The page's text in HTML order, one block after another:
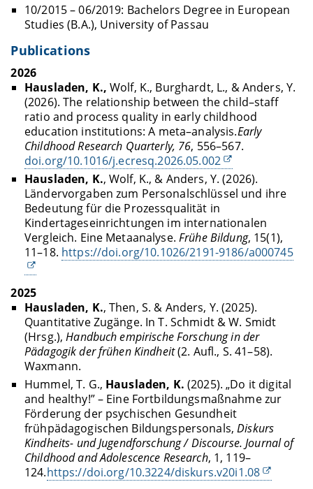
10/2015 – 06/2019: Bachelors Degree in European
Studies (B.A.), University of Passau
Publications
2026
Hausladen, K., Wolf, K., Burghardt, L., & Anders, Y.
(2026).The relationship between the child–staff
ratio and process quality in early childhood
education institutions: A meta–analysis.Early
Childhood Research Quarterly, 76, 556–567.
doi.org/10.1016/j.ecresq.2026.05.002
Hausladen, K., Wolf, K., & Anders, Y. (2026).
Ländervorgaben zum Personalschlüssel und ihre
Bedeutung für die Prozessqualität in
Kindertageseinrichtungen im internationalen
Vergleich. Eine Metaanalyse.Frühe Bildung, 15(1),
11–18. https://doi.org/10.1026/2191-9186/a000745
2025
Hausladen, K., Then, S. & Anders, Y. (2025).
Quantitative Zugänge. In T. Schmidt & W. Smidt
(Hrsg.),Handbuch empirische Forschung in der
Pädagogik der frühen Kindheit(2. Aufl., S. 41–58).
Waxmann.
Hummel, T. G., Hausladen, K. (2025). „Do it digital
and healthy!” – Eine Fortbildungsmaßnahme zur
Förderung der psychischen Gesundheit
frühpädagogischen Bildungspersonals,Diskurs
Kindheits- und Jugendforschung / Discourse.Journal of
Childhood and Adolescence Research, 1, 119–
124.https://doi.org/10.3224/diskurs.v20i1.08